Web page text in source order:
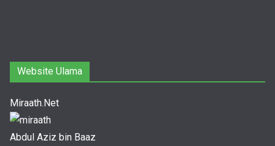
Website Ulama
Miraath.Net
Abdul Aziz bin Baaz